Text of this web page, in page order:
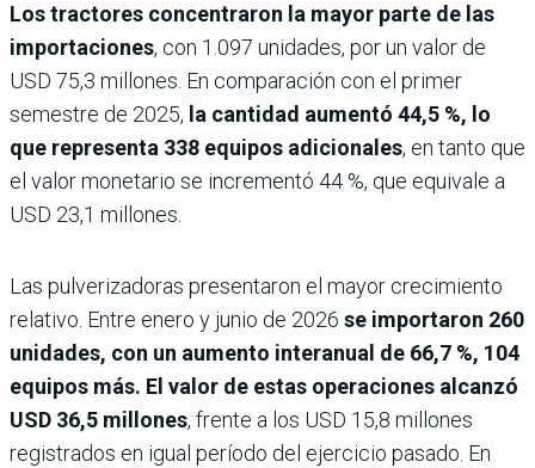
Los tractores concentraron la mayor parte de las
importaciones, con 1.097 unidades, por un valor de
USD 75,3 millones. En comparación con el primer
semestre de 2025, la cantidad aumentó 44,5 %, lo
que representa 338 equipos adicionales, en tanto que
el valor monetario se incrementó 44 %, que equivale a
USD 23,1 millones.
Las pulverizadoras presentaron el mayor crecimiento
relativo. Entre enero y junio de 2026 se importaron 260
unidades, con un aumento interanual de 66,7 %, 104
equipos más. El valor de estas operaciones alcanzó
USD 36,5 millones, frente a los USD 15,8 millones
registrados en igual período del ejercicio pasado. En